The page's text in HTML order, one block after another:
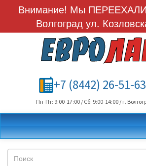
Внимание! Мы ПЕРЕЕХАЛИ
Волгоград ул.
+7 (8442) 26-51-63
Пн-Пт: 9:00-17:00 / Сб: 9:00-14:00 / г.